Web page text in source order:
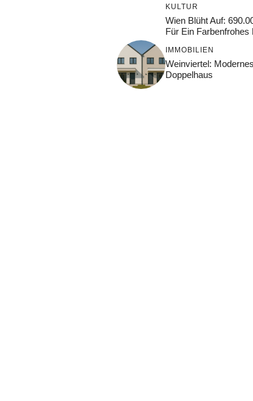
KULTUR
Wien Blüht Auf:
Für Ein Farbenfrohes
IMMOBILIEN
Weinviertel:
Doppelhaus